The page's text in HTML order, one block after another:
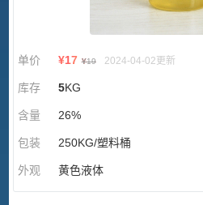
单价 ¥17 ¥19 2024-04-02更新
库存 5KG
含量 26%
包装 250KG/塑料桶
外观 黄色液体